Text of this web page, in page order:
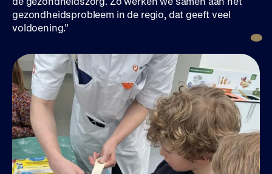
gezondheidsprobleem in de regio, dat geeft veel
voldoening.”